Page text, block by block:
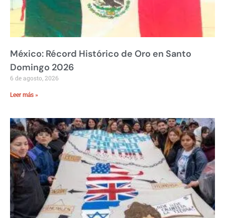
México: Récord Histórico de Oro en Santo
Domingo 2026
6 de agosto, 2026
Leer más »